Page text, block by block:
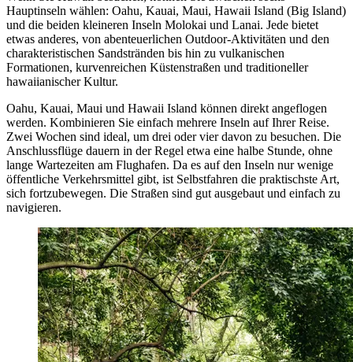
Hauptinseln wählen: Oahu, Kauai, Maui, Hawaii Island (Big Island)
und die beiden kleineren Inseln Molokai und Lanai. Jede bietet
etwas anderes, von abenteuerlichen Outdoor-Aktivitäten und den
charakteristischen Sandstränden bis hin zu vulkanischen
Formationen, kurvenreichen Küstenstraßen und traditioneller
hawaiianischer Kultur.
Oahu, Kauai, Maui und Hawaii Island können direkt angeflogen
werden. Kombinieren Sie einfach mehrere Inseln auf Ihrer Reise.
Zwei Wochen sind ideal, um drei oder vier davon zu besuchen. Die
Anschlussflüge dauern in der Regel etwa eine halbe Stunde, ohne
lange Wartezeiten am Flughafen. Da es auf den Inseln nur wenige
öffentliche Verkehrsmittel gibt, ist Selbstfahren die praktischste Art,
sich fortzubewegen. Die Straßen sind gut ausgebaut und einfach zu
navigieren.